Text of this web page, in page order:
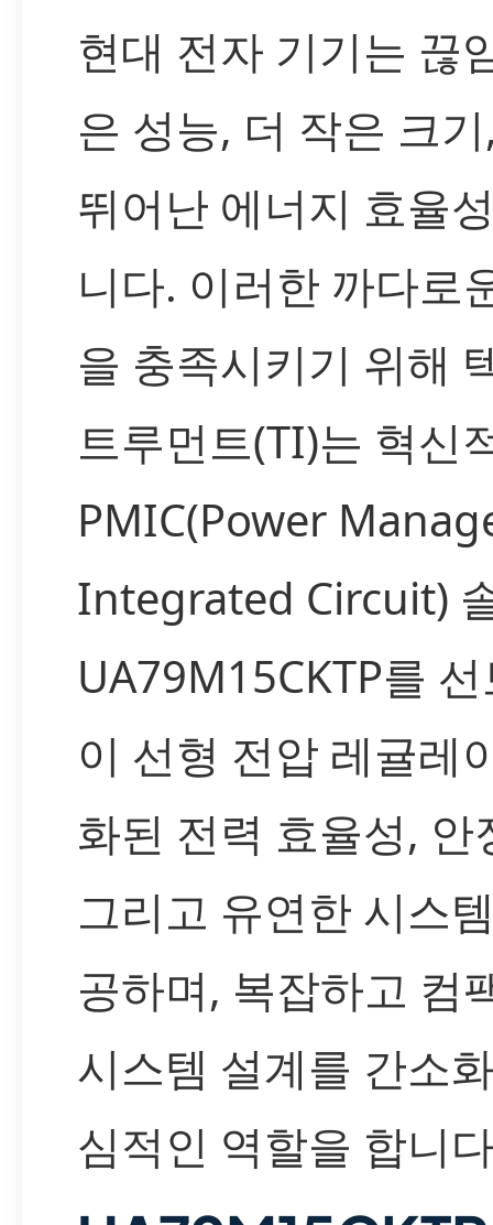
현대 전자 기기는 끊
은 성능, 더 작은 크
뛰어난 에너지 효율
니다. 이러한 까다로
을 충족시키기 위해
트루먼트(TI)는 혁신
PMIC(Power
Integrated Circuit)
UA79M15CKTP를
이 선형 전압 레귤레
화된 전력 효율성, 안
그리고 유연한 시스
공하며, 복잡하고 컴
시스템 설계를 간소
심적인 역할을 합니